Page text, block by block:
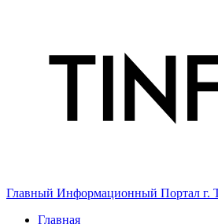
Главный Информационный Портал г.
Главная